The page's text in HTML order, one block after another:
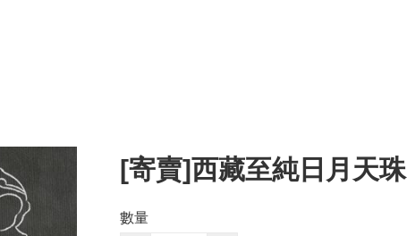
[寄賣]西藏至純日月天珠
數量